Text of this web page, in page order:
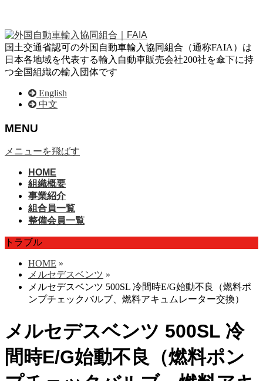
国土交通省認可の外国自動車輸入協同組合（通称FAIA）は
日本各地域を代表する輸入自動車販売会社200社を傘下に持
つ全国組織の輸入団体です
English
中文
MENU
メニューを飛ばす
HOME
組織概要
事業紹介
組合員一覧
整備会員一覧
トラブル
HOME »
メルセデスベンツ »
メルセデスベンツ 500SL 冷間時E/G始動不良（燃料ポ
ンプチェックバルブ、燃料アキュムレーター交換）
メルセデスベンツ 500SL 冷
間時E/G始動不良（燃料ポン